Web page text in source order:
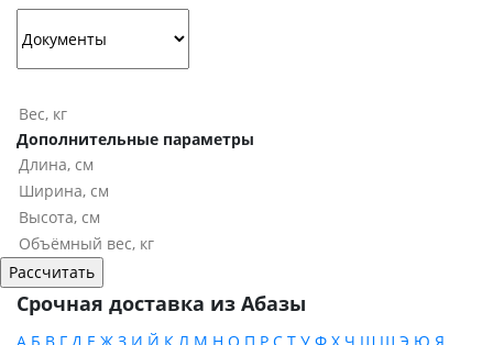
Дополнительные параметры
Срочная доставка из Абазы